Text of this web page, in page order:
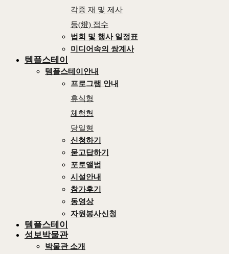
각종 재 및 제사
등(燈) 접수
법회 및 행사 일정표
미디어속의 쌍계사
템플스테이
템플스테이안내
프로그램 안내
휴식형
체험형
당일형
신청하기
묻고답하기
포토앨범
시설안내
참가후기
동영상
자원봉사신청
템플스테이
성보박물관
박물관 소개